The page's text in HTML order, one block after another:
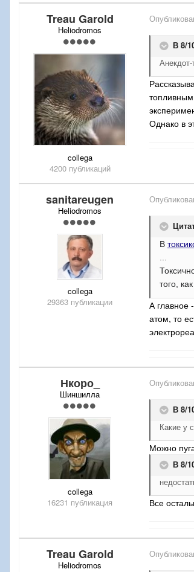
Treau Garold
Heliodromos
collega
4200 публикаций
В 8/
Однако в
sanitareugen
Heliodromos
collega
29363 публикации
В
того,
А главное
атом, то
Нкоро_
Шиншилла
collega
16231 публикация
В 8/
Какие у
Можно
В 8/
Все
Treau Garold
Heliodromos